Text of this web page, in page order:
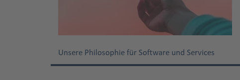
Unsere Philosophie für Software und Services